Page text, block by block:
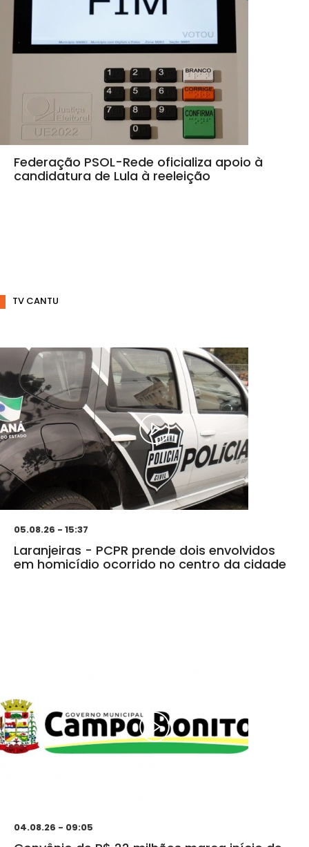
Federação PSOL-Rede oficializa apoio à
candidatura de Lula à reeleição
TV CANTU
05.08.26 - 15:37
Laranjeiras - PCPR prende dois envolvidos
em homicídio ocorrido no centro da cidade
04.08.26 - 09:05